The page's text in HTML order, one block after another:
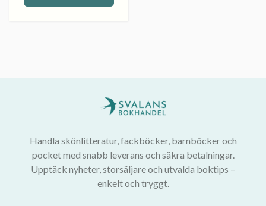
Handla skönlitteratur, fackböcker, barnböcker och
pocket med snabb leverans och säkra betalningar.
Upptäck nyheter, storsäljare och utvalda boktips –
enkelt och tryggt.